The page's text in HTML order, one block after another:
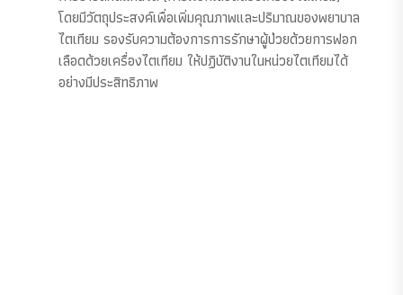
โดยมีวัตถุประสงค์เพื่อเพิ่มคุณภาพและปริมาณของพยาบาล
ไตเทียม รองรับความต้องการการรักษาผู้ป่วยด้วยการฟอก
เลือดด้วยเครื่องไตเทียม ให้ปฏิบัติงานในหน่วยไตเทียมได้
อย่างมีประสิทธิภาพ